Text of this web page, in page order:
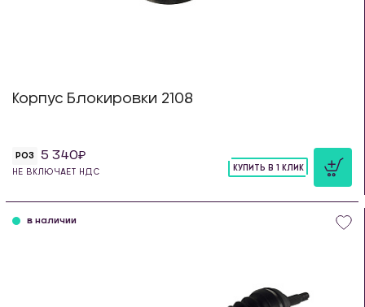
Корпус Блокировки 2108
РОЗ 5 340
НЕ ВКЛЮЧАЕТ НДС
КУПИТЬ В 1 КЛИК
в наличии